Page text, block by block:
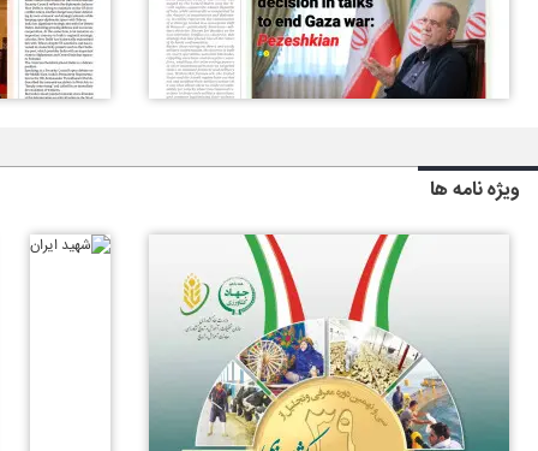
ویژه نامه ها